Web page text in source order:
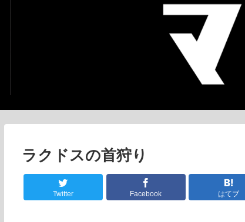
ラクドスの首狩り
Twitter Facebook はてブ